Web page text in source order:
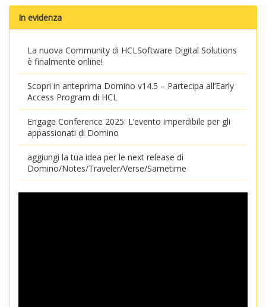
In evidenza
La nuova Community di HCLSoftware Digital Solutions
è finalmente online!
Scopri in anteprima Domino v14.5 – Partecipa all’Early
Access Program di HCL
Engage Conference 2025: L’evento imperdibile per gli
appassionati di Domino
aggiungi la tua idea per le next release di
Domino/Notes/Traveler/Verse/Sametime